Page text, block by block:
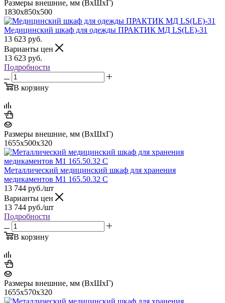
Размеры внешние, мм (ВхШхГ)
1830x850x500
Медицинский шкаф для одежды ПРАКТИК МД LS(LE)-31
13 623 руб.
Варианты цен
13 623 руб.
Подробности
В корзину
Размеры внешние, мм (ВхШхГ)
1655х500х320
Металлический медицинский шкаф для хранения
медикаментов М1 165.50.32 C
13 744 руб./шт
Варианты цен
13 744 руб./шт
Подробности
В корзину
Размеры внешние, мм (ВхШхГ)
1655х570х320